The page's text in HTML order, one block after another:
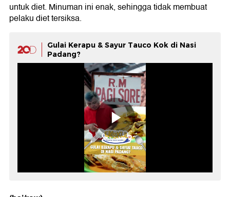
untuk diet. Minuman ini enak, sehingga tidak membuat
pelaku diet tersiksa.
Gulai Kerapu & Sayur Tauco Kok di Nasi
Padang?